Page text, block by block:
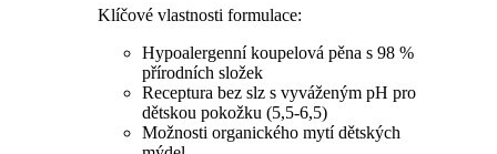
Klíčové vlastnosti formulace:
Hypoalergenní koupelová pěna s 98 %
přírodních složek
Receptura bez slz s vyváženým pH pro
dětskou pokožku (5,5-6,5)
Možnosti organického mytí dětských